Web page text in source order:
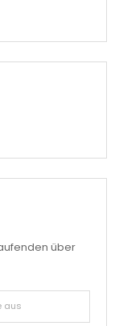
über